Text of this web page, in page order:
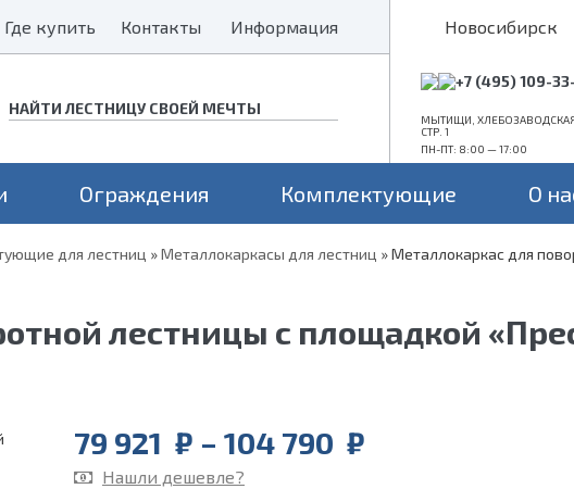
Где купить
Где купить Контакты
Контакты Информация
Информация Новосибирск
+7 (495) 109-
МЫТИЩИ,
СТР. 1
ПН-ПТ: 8:00 — 17:00
2 косоурах
П-образные
Для маленьких проемов (гусиный
Ограждения Комплектующие О
для лестниц »Металлокаркасы для лестниц »Металлокаркас для
лестницы с площадкой
79 921 ₽ – 104 790 ₽
Нашли дешевле?